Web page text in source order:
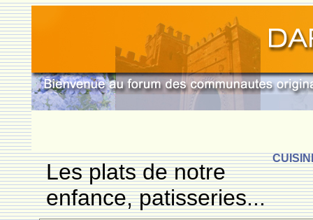
Les plats de notre
enfance, patisseries...